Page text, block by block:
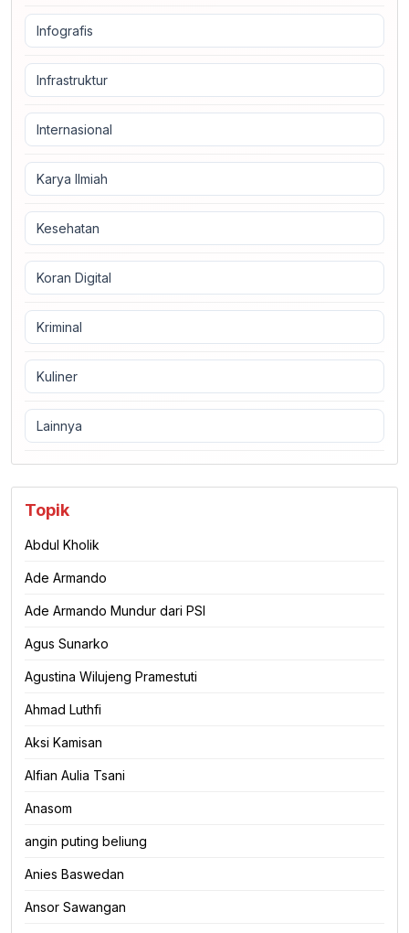
Infografis
Infrastruktur
Internasional
Karya Ilmiah
Kesehatan
Koran Digital
Kriminal
Kuliner
Lainnya
Topik
Abdul Kholik
Ade Armando
Ade Armando Mundur dari PSI
Agus Sunarko
Agustina Wilujeng Pramestuti
Ahmad Luthfi
Aksi Kamisan
Alfian Aulia Tsani
Anasom
angin puting beliung
Anies Baswedan
Ansor Sawangan